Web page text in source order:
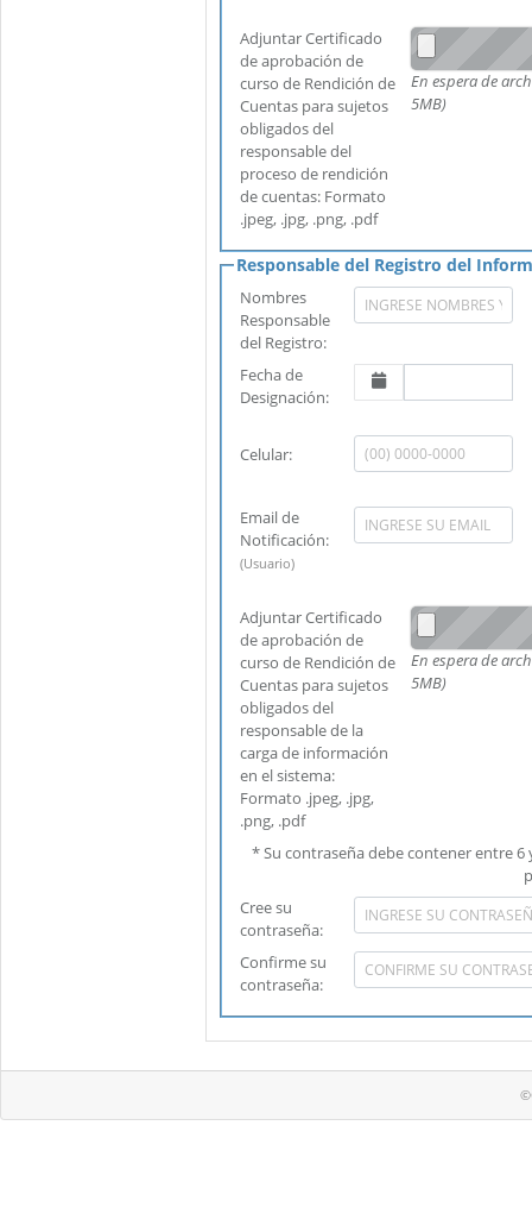
Adjuntar Certificado
de aprobación de
curso de Rendición de
Cuentas para sujetos
obligados del
responsable del
proceso de rendición
de cuentas: Formato
.jpeg, .jpg, .png, .pdf
En espera de archivo...
5MB)
Nombres
Responsable
del Registro:
Fecha de
Designación:
Celular:
Email de
Notificación:
(Usuario)
Adjuntar Certificado
de aprobación de
curso de Rendición de
Cuentas para sujetos
obligados del
responsable de la
carga de información
en el sistema:
Formato .jpeg, .jpg,
.png, .pdf
En espera de archivo...
5MB)
* Su contraseña debe contener entre 6 y 12 caracteres, letras minúsculas, números Ejemplo:
Cree su
contraseña:
Confirme su
contraseña: